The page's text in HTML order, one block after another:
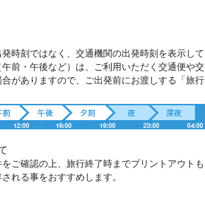
時刻ではなく、交通機関の出発時刻を表示して
前・午後など）は、ご利用いただく交通便や交
がありますので、ご出発前にお渡しする「旅行
ご確認の上、旅行終了時までプリントアウトも
れる事をおすすめします。